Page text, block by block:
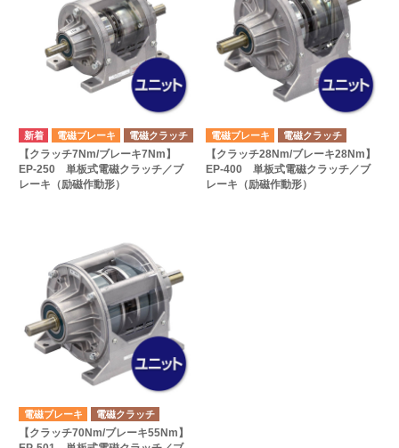
電磁ブレーキ 電磁クラッチ
【クラッチ7Nm/ブレーキ7Nm】
EP-250 単板式電磁クラッチ／ブ
レーキ（励磁作動形）
電磁ブレーキ 電磁クラッチ
【クラッチ28Nm/ブレーキ28Nm】
EP-400 単板式電磁クラッチ／ブ
レーキ（励磁作動形）
電磁ブレーキ 電磁クラッチ
【クラッチ70Nm/ブレーキ55Nm】